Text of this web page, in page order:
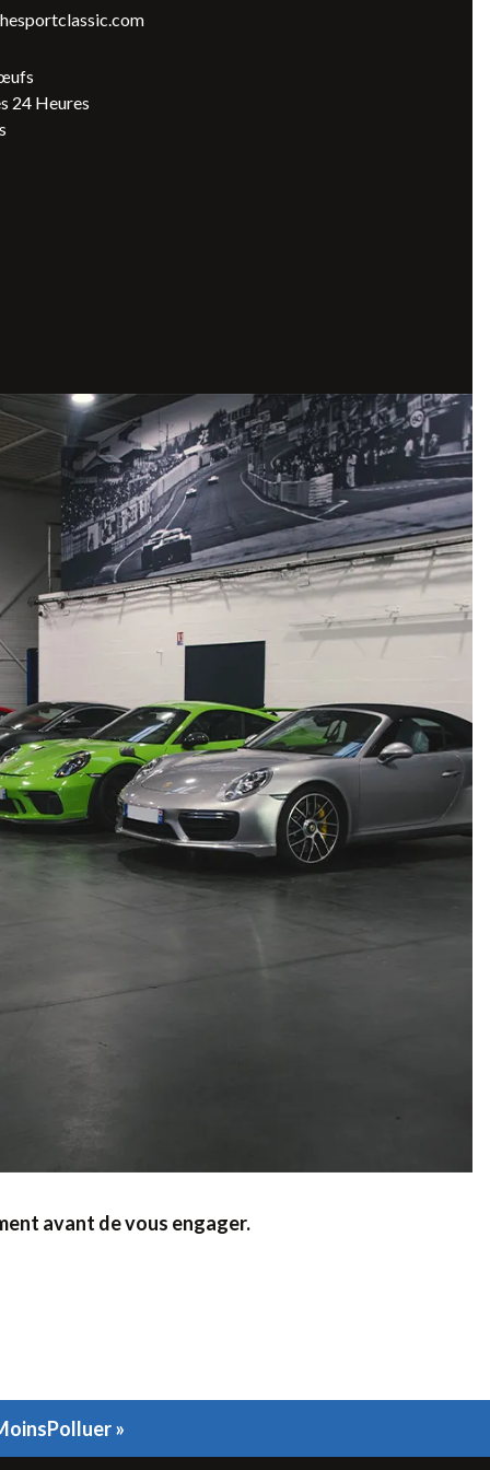
24 Heures
avant de vous engager.
»